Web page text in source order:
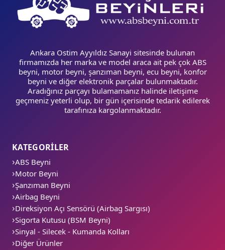
Ankara Ostim Ayyıldız Sanayi sitesinde bulunan
firmamızda her marka ve model araca ait pek çok ABS
beyni, motor beyni, şanzıman beyni, ecu beyni, konfor
beyni ve diğer elektronik parçalar bulunmaktadır.
Aradığınız parçayı bulamamanız halinde iletişime
geçmeniz yeterli olup, bir gün içerisinde tedarik edilerek
tarafınıza kargolanmaktadır.
KATEGORİLER
ABS Beyni
Motor Beyni
Şanzıman Beyni
Airbag Beyni
Direksiyon Açı Sensörü (Airbag Sargısı)
Sigorta Kutusu (BSM Beyni)
Sinyal - Silecek - Kumanda Kolları
Diğer Ürünler